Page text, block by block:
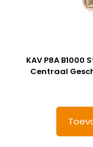
KAV P8A B1000
Centraal